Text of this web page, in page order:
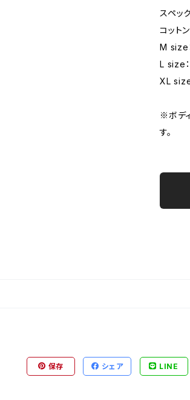
スペック
コット
M size
L size
XL
※ボデ
す。
保存 シェア LINE